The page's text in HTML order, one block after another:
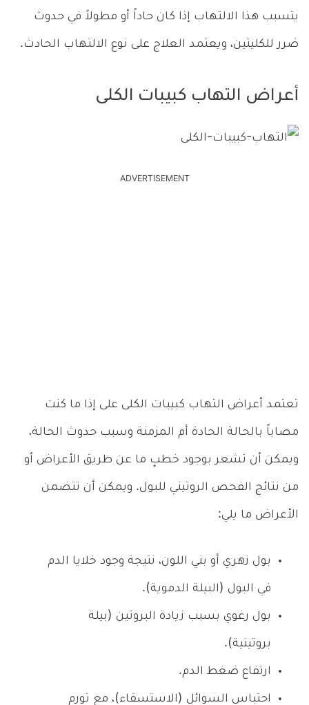
يتسبب هذا الالتهاب إذا كان حاداً أو مطولاً في حدوث
ضرر للكليتين، ويعتمد العلاج على نوع الالتهاب الحادث.
أعراض التهاب كبيبات الكلى
ADVERTISEMENT
تعتمد أعراض التهاب كبيبات الكلى على إذا ما كنت
مصاباً بالحالة الحادة أم المزمنة وسبب حدوث الحالة،
ويمكن أن تشعر بوجود خطبٍ ما عن طريق الأعراض أو
من نتائج الفحص الروتيني للبول. ويمكن أن تتضمن
الأعراض ما يلي:
بول زهري أو بني اللون، نتيجة وجود خلايا الدم
في البول (البيلة الدموية).
بول رغوي بسبب زيادة البروتين (بيلة
بروتينية).
ارتفاع ضغط الدم.
احتباس السوائل (الاستسقاء)، مع تورم